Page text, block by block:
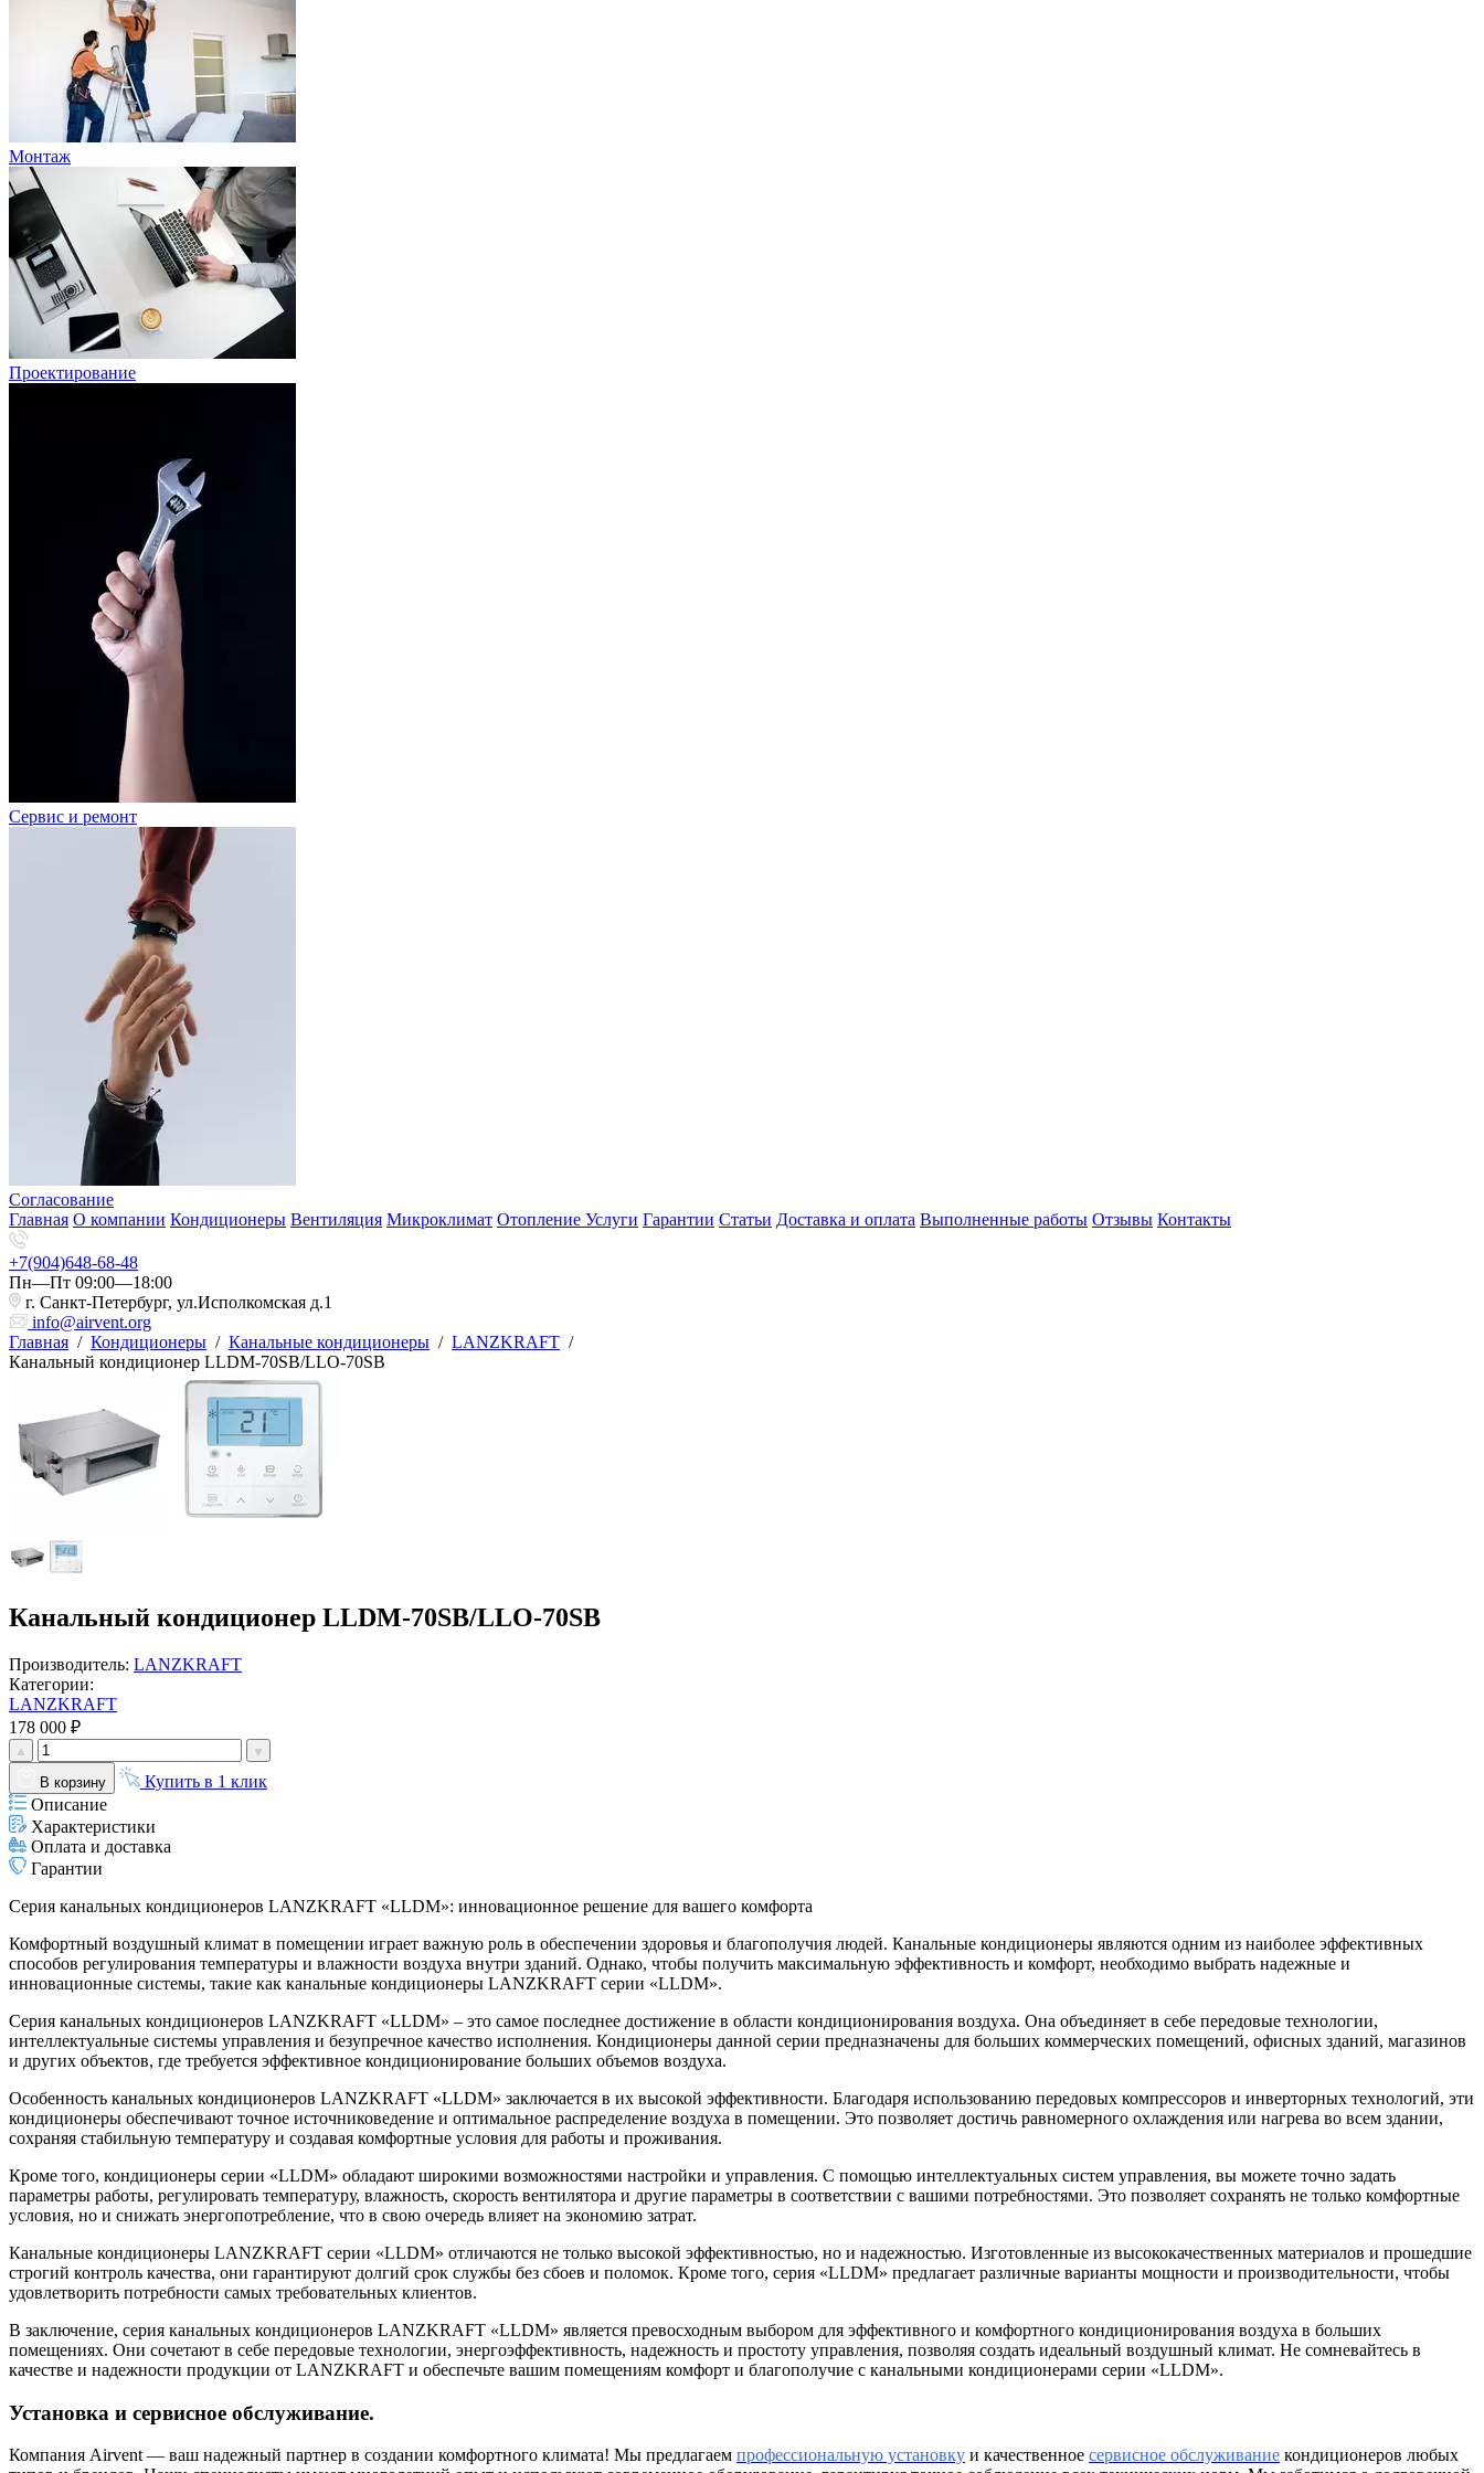
Монтаж
Проектирование
Сервис и ремонт
Согласование
Главная О компании Кондиционеры Вентиляция Микроклимат Отопление Услуги Гарантии Статьи Доставка и оплата Выполненные работы Отзывы Контакты
+7(904)648-68-48
Пн—Пт 09:00—18:00
г. Санкт-Петербург, ул.Исполкомская д.1
info@airvent.org
Главная / Кондиционеры / Канальные кондиционеры / LANZKRAFT /
Канальный кондиционер LLDM-70SB/LLO-70SB
Канальный кондиционер LLDM-70SB/LLO-70SB
Производитель: LANZKRAFT
Категории:
LANZKRAFT
178 000 ₽
В корзину
Купить в 1 клик
Описание
Характеристики
Оплата и доставка
Гарантии
Серия канальных кондиционеров LANZKRAFT «LLDM»: инновационное решение для вашего комфорта
Комфортный воздушный климат в помещении играет важную роль в обеспечении здоровья и благополучия людей. Канальные кондиционеры являются одним из наиболее эффективных
способов регулирования температуры и влажности воздуха внутри зданий. Однако, чтобы получить максимальную эффективность и комфорт, необходимо выбрать надежные и
инновационные системы, такие как канальные кондиционеры LANZKRAFT серии «LLDM».
Серия канальных кондиционеров LANZKRAFT «LLDM» – это самое последнее достижение в области кондиционирования воздуха. Она объединяет в себе передовые технологии,
интеллектуальные системы управления и безупречное качество исполнения. Кондиционеры данной серии предназначены для больших коммерческих помещений, офисных зданий, магазинов
и других объектов, где требуется эффективное кондиционирование больших объемов воздуха.
Особенность канальных кондиционеров LANZKRAFT «LLDM» заключается в их высокой эффективности. Благодаря использованию передовых компрессоров и инверторных технологий, эти
кондиционеры обеспечивают точное источниковедение и оптимальное распределение воздуха в помещении. Это позволяет достичь равномерного охлаждения или нагрева во всем здании,
сохраняя стабильную температуру и создавая комфортные условия для работы и проживания.
Кроме того, кондиционеры серии «LLDM» обладают широкими возможностями настройки и управления. С помощью интеллектуальных систем управления, вы можете точно задать
параметры работы, регулировать температуру, влажность, скорость вентилятора и другие параметры в соответствии с вашими потребностями. Это позволяет сохранять не только комфортные
условия, но и снижать энергопотребление, что в свою очередь влияет на экономию затрат.
Канальные кондиционеры LANZKRAFT серии «LLDM» отличаются не только высокой эффективностью, но и надежностью. Изготовленные из высококачественных материалов и прошедшие
строгий контроль качества, они гарантируют долгий срок службы без сбоев и поломок. Кроме того, серия «LLDM» предлагает различные варианты мощности и производительности, чтобы
удовлетворить потребности самых требовательных клиентов.
В заключение, серия канальных кондиционеров LANZKRAFT «LLDM» является превосходным выбором для эффективного и комфортного кондиционирования воздуха в больших
помещениях. Они сочетают в себе передовые технологии, энергоэффективность, надежность и простоту управления, позволяя создать идеальный воздушный климат. Не сомневайтесь в
качестве и надежности продукции от LANZKRAFT и обеспечьте вашим помещениям комфорт и благополучие с канальными кондиционерами серии «LLDM».
Установка и сервисное обслуживание.
Компания Airvent — ваш надежный партнер в создании комфортного климата! Мы предлагаем профессиональную установку и качественное сервисное обслуживание кондиционеров любых